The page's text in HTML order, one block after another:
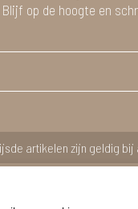
Blijf op de hoogte en
artikelen zijn geldig bij